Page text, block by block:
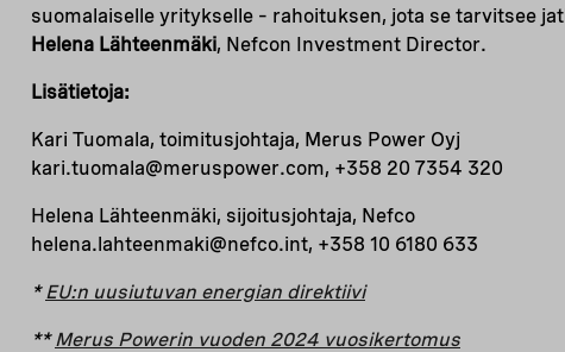
suomalaiselle yritykselle – rahoituksen, jota se tarvitsee
Helena Lähteenmäki, Nefcon Investment Director.
Lisätietoja:
Kari Tuomala, toimitusjohtaja, Merus Power Oyj
kari.tuomala@meruspower.com, +358 20 7354 320
Helena Lähteenmäki, sijoitusjohtaja, Nefco
helena.lahteenmaki@nefco.int, +358 10 6180 633
* EU:n uusiutuvan energian direktiivi
** Merus Powerin vuoden 2024 vuosikertomus